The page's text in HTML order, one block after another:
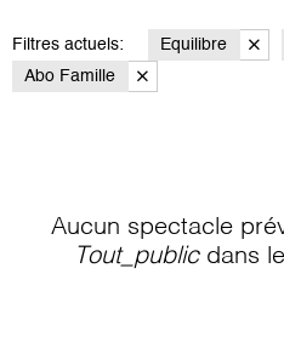
Filtres actuels: Equilibre
Abo Famille
Aucun spectacle
Tout_publicdans